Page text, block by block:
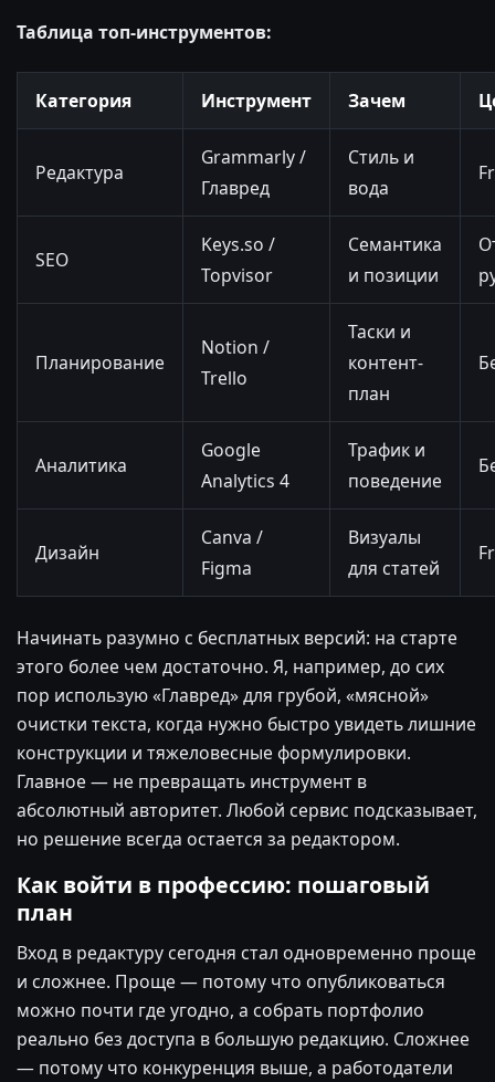
Таблица топ-инструментов:
Категория Инструмент Зачем
Редактура
Grammarly /
Главред
Стиль и
вода
SEO
Keys.so /
Topvisor
Семантика
и позиции
Планирование
Notion /
Trello
Таски и
контент-
план
Аналитика
Google
Analytics 4
Трафик и
поведение
Дизайн
Canva /
Figma
Визуалы
для статей
Начинать разумно с бесплатных версий: на старте
этого более чем достаточно. Я, например, до сих
пор использую «Главред» для грубой, «мясной»
очистки текста, когда нужно быстро увидеть лишние
конструкции и тяжеловесные формулировки.
Главное — не превращать инструмент в
абсолютный авторитет. Любой сервис подсказывает,
но решение всегда остается за редактором.
Как войти в профессию: пошаговый
план
Вход в редактуру сегодня стал одновременно проще
и сложнее. Проще — потому что опубликоваться
можно почти где угодно, а собрать портфолио
реально без доступа в большую редакцию. Сложнее
— потому что конкуренция выше, а работодатели